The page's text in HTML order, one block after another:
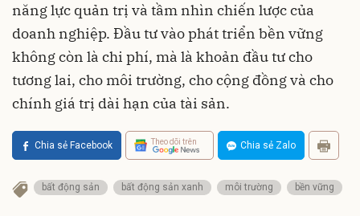
năng lực quản trị và tầm nhìn chiến lược của
doanh nghiệp. Đầu tư vào phát triển bền vững
không còn là chi phí, mà là khoản đầu tư cho
tương lai, cho môi trường, cho cộng đồng và cho
chính giá trị dài hạn của tài sản.
Chia sẻ Facebook Theo dõi trên Chia sẻ Zalo
bất động sản bất động sản xanh môi trường bền vững